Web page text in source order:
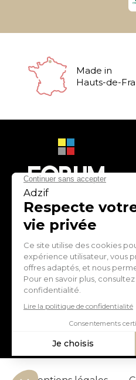
Made in
Hauts-de-
contact@adzif.biz
ZI de Cantimpré
l'Europe CS60014
59400 CAMBRAI -
Tél :03 27 74 97 00